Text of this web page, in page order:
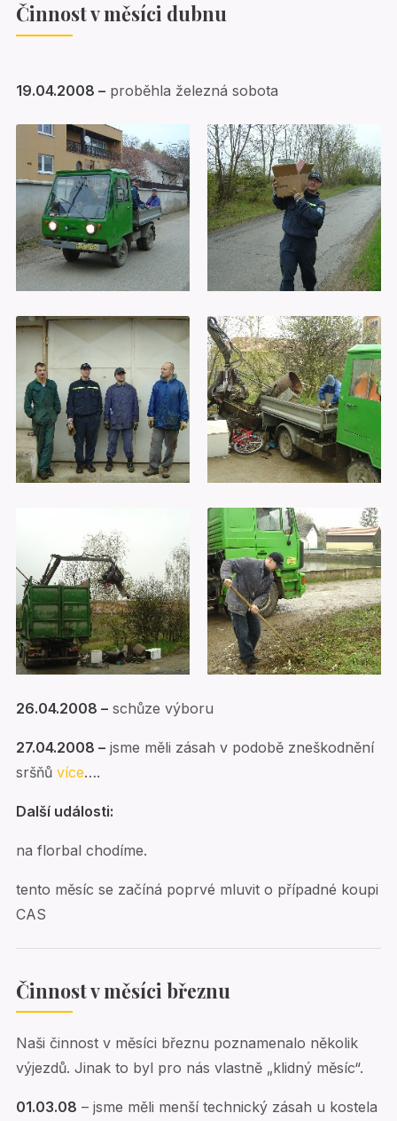
Činnost v měsíci dubnu
19.04.2008 – proběhla železná sobota
26.04.2008 – schůze výboru
27.04.2008 – jsme měli zásah v podobě zneškodnění
sršňů více….
Další události:
na florbal chodíme.
tento měsíc se začíná poprvé mluvit o případné koupi
CAS
Činnost v měsíci březnu
Naši činnost v měsíci březnu poznamenalo několik
výjezdů. Jinak to byl pro nás vlastně „klidný měsíc“.
01.03.08 – jsme měli menší technický zásah u kostela